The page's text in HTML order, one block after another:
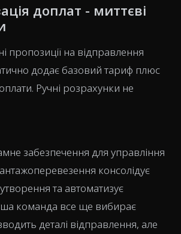
доплат - миттєві
пропозиції на відправлення
додає базовий тариф плюс
Ручні розрахунки не
забезпечення для управління
консолідує
та автоматизує
команда все ще вибирає
деталі відправлення, але